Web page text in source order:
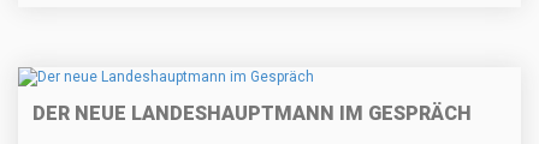
DER NEUE LANDESHAUPTMANN IM GESPRÄCH